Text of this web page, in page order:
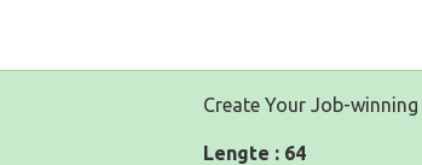
Create Your Job-winning
Lengte : 64